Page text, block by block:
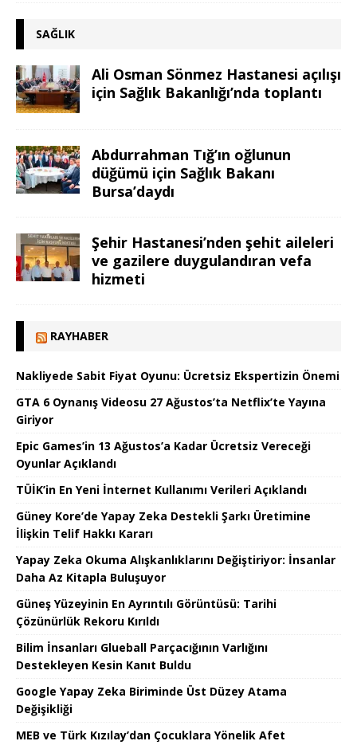
SAĞLIK
Ali Osman Sönmez Hastanesi açılışı
için Sağlık Bakanlığı’nda toplantı
Abdurrahman Tığ’ın oğlunun
düğümü için Sağlık Bakanı
Bursa’daydı
Şehir Hastanesi’nden şehit aileleri
ve gazilere duygulandıran vefa
hizmeti
RAYHABER
Nakliyede Sabit Fiyat Oyunu: Ücretsiz Ekspertizin Önemi
GTA 6 Oynanış Videosu 27 Ağustos’ta Netflix’te Yayına
Giriyor
Epic Games’in 13 Ağustos’a Kadar Ücretsiz Vereceği
Oyunlar Açıklandı
TÜİK’in En Yeni İnternet Kullanımı Verileri Açıklandı
Güney Kore’de Yapay Zeka Destekli Şarkı Üretimine
İlişkin Telif Hakkı Kararı
Yapay Zeka Okuma Alışkanlıklarını Değiştiriyor: İnsanlar
Daha Az Kitapla Buluşuyor
Güneş Yüzeyinin En Ayrıntılı Görüntüsü: Tarihi
Çözünürlük Rekoru Kırıldı
Bilim İnsanları Glueball Parçacığının Varlığını
Destekleyen Kesin Kanıt Buldu
Google Yapay Zeka Biriminde Üst Düzey Atama
Değişikliği
MEB ve Türk Kızılay’dan Çocuklara Yönelik Afet